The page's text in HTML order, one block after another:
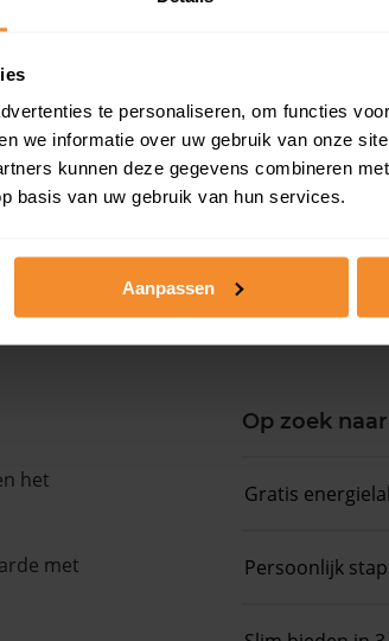
te personaliseren, om functies
we informatie over uw gebruik van onze
kunnen deze gegevens combineren
basis van uw gebruik van hun services.
Aanpassen
het
met
Koopsom
Op zoek
Gratis
Persoonlijk